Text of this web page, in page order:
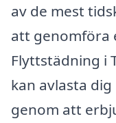
av de mest
att genomföra
Flyttstädning i
kan avlasta
genom att